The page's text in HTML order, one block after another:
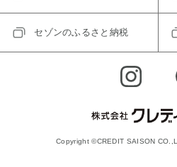
セゾンのふるさと納税
Copyright ©CREDIT SAISON